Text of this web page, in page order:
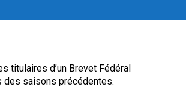
titulaires d’un Brevet Fédéral
des saisons précédentes.